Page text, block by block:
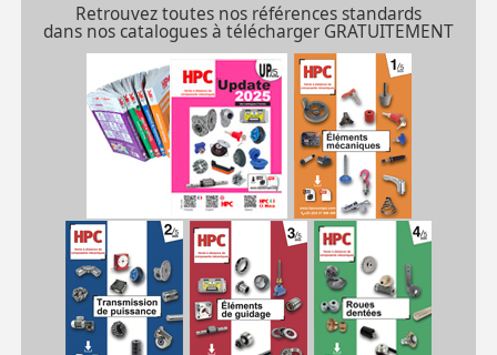
Retrouvez toutes nos références standards
dans nos catalogues à télécharger GRATUITEMENT